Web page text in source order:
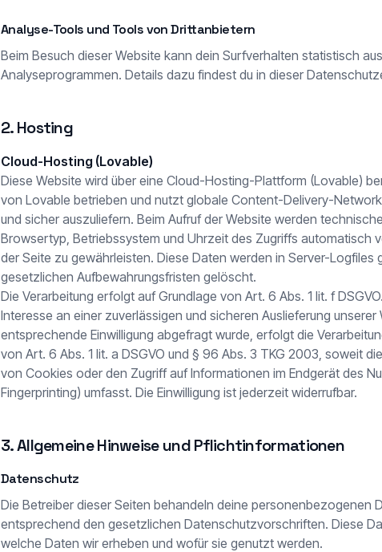
Analyse-Tools und Tools von Drittanbietern
Beim Besuch dieser Website kann dein Surfverhalten statistisch
Analyseprogrammen. Details dazu findest du in dieser
2. Hosting
Cloud-Hosting (Lovable)
Diese Website wird über eine Cloud-Hosting-Plattform (Lovable)
von Lovable betrieben und nutzt globale Content-Delivery-
und sicher auszuliefern. Beim Aufruf der Website werden
Browsertyp, Betriebssystem und Uhrzeit des Zugriffs automatisch
der Seite zu gewährleisten. Diese Daten werden in Server-
gesetzlichen Aufbewahrungsfristen gelöscht.
Die Verarbeitung erfolgt auf Grundlage von Art. 6 Abs. 1 lit. f
Interesse an einer zuverlässigen und sicheren Auslieferung unserer
entsprechende Einwilligung abgefragt wurde, erfolgt die
von Art. 6 Abs. 1 lit. a DSGVO und § 96 Abs. 3 TKG 2003, soweit
von Cookies oder den Zugriff auf Informationen im Endgerät des
Fingerprinting) umfasst. Die Einwilligung ist jederzeit widerrufbar.
3. Allgemeine Hinweise und Pflichtinformationen
Datenschutz
Die Betreiber dieser Seiten behandeln deine personenbezogenen
entsprechend den gesetzlichen Datenschutzvorschriften. Diese
welche Daten wir erheben und wofür sie genutzt werden.